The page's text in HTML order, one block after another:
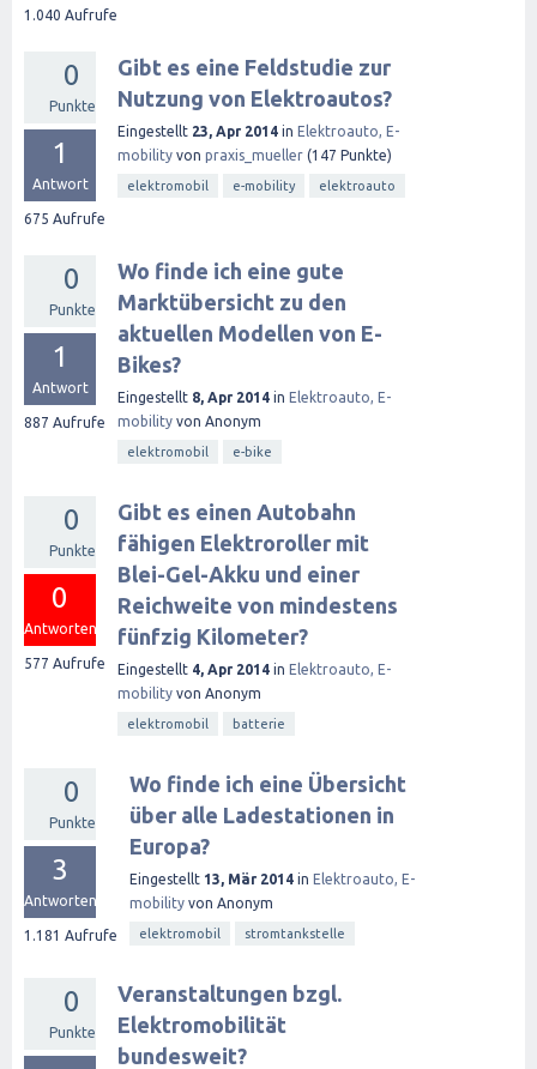
1.040 Aufrufe
0
Punkte
1
Antwort
675 Aufrufe
Gibt es eine Feldstudie zur
Nutzung von Elektroautos?
Eingestellt 23, Apr 2014 in Elektroauto, E-
mobility von praxis_mueller (147 Punkte)
elektromobil e-mobility elektroauto
0
Punkte
1
Antwort
887 Aufrufe
Wo finde ich eine gute
Marktübersicht zu den
aktuellen Modellen von E-
Bikes?
Eingestellt 8, Apr 2014 in Elektroauto, E-
mobility von Anonym
elektromobil e-bike
0
Punkte
0
Antworten
577 Aufrufe
Gibt es einen Autobahn
fähigen Elektroroller mit
Blei-Gel-Akku und einer
Reichweite von mindestens
fünfzig Kilometer?
Eingestellt 4, Apr 2014 in Elektroauto, E-
mobility von Anonym
elektromobil batterie
0
Punkte
3
Antworten
1.181 Aufrufe
Wo finde ich eine Übersicht
über alle Ladestationen in
Europa?
Eingestellt 13, Mär 2014 in Elektroauto, E-
mobility von Anonym
elektromobil stromtankstelle
0
Punkte
Veranstaltungen bzgl.
Elektromobilität
bundesweit?